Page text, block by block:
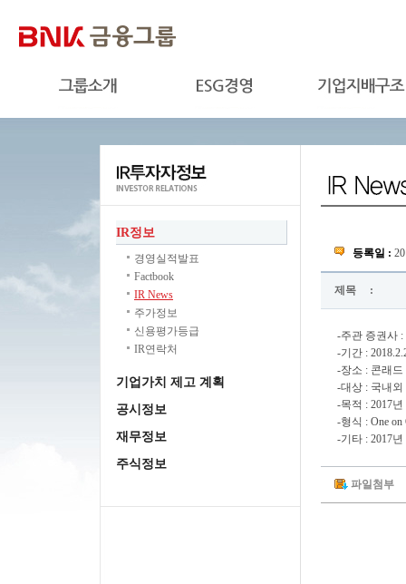
IR정보
경영실적발표
Factbook
IR News
주가정보
신용평가등급
IR연락처
기업가치 제고 계획
공시정보
재무정보
주식정보
등록일 :
제목 :
-주관 증권사
-기간 :
-장소 : 콘래
-대상 : 국내
-목적 : 2017
-형식 : One
-기타 : 2017
파일첨부